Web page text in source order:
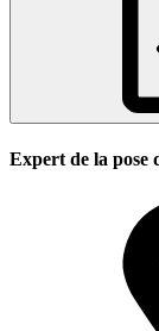
Expert de la pose